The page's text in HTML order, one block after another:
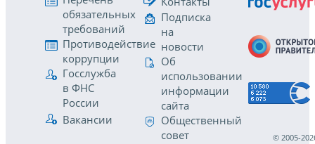
обязательных
требований
Противодействие
коррупции
Госслужба
в ФНС
России
Вакансии
Подписка
на
новости
Об
использовании
информации
сайта
Общественный
совет
© 2005-